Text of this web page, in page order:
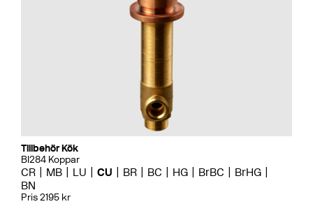
Tillbehör Kök
BI284 Koppar
CR MB LU CU BR BC HG BrBC
BrHG
BN
Pris 2195 kr